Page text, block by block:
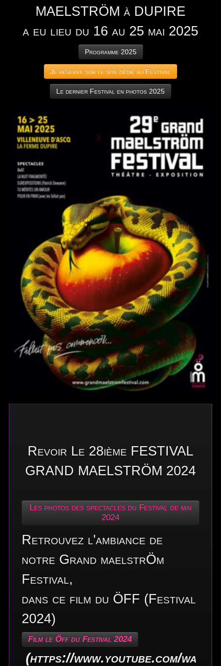
MAELSTRÖM à DUPIRE
a eu lieu du 16 au 25 mai 2025
Programme 2025
Je réserve sur le site dédié au Festival
Le dernier Festival en photos 2025
Revoir Le 28ième FESTIVAL
GRAND MAELSTRÖM 2024
Les photos des spectacles du Festival de mai
2024
Retrouvez l'ambiance de
notre Grand maelstrÖm
Festival,
dans ce film du ÖFF (Festival
2024)
Film le Öff du Festival 2024
(https://www.youtube.com/wa